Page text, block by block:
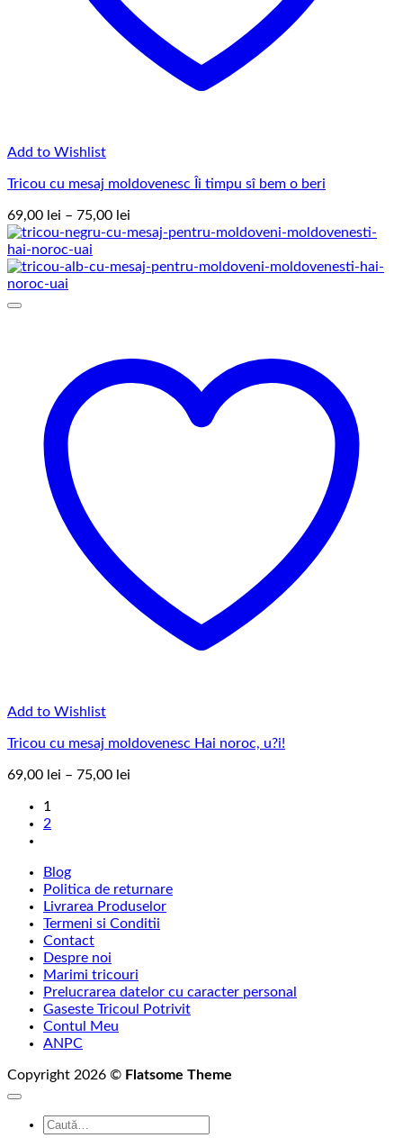
Add to Wishlist
Tricou cu mesaj moldovenesc Îi timpu sî bem o beri
69,00 lei – 75,00 lei
de
69,00 lei
Add to Wishlist
Tricou cu mesaj moldovenesc Hai noroc, u?i!
69,00 lei – 75,00 lei
1
2
Blog
Politica de returnare
Livrarea Produselor
Termeni si Conditii
Contact
Despre noi
Marimi tricouri
Prelucrarea datelor cu caracter personal
Gaseste Tricoul Potrivit
Contul Meu
ANPC
Copyright 2026 © Flatsome Theme
Caută